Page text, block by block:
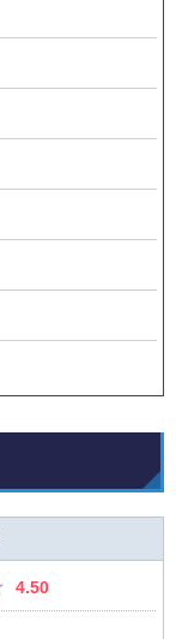
4.50